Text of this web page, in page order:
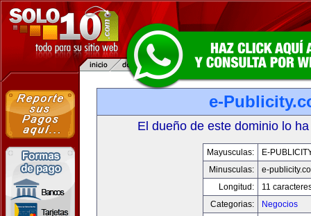
e-
El dueño de este dominio lo
Mayusculas:
E-
Minusculas:
e-
Longitud:
11
Categorias:
Negocios